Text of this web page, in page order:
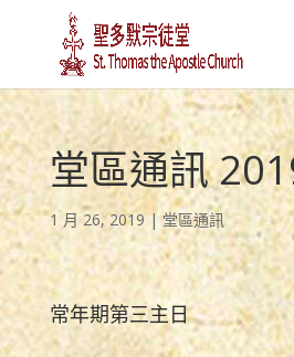
堂區通訊
1 月 26, 2019|堂區通訊
常年期第三主日